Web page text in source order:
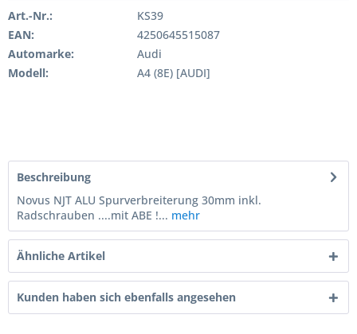
Art.-Nr.:
KS39
EAN:
4250645515087
Automarke:
Audi
Modell:
A4 (8E) [AUDI]
Beschreibung
Novus NJT ALU Spurverbreiterung 30mm inkl.
Radschrauben ....mit ABE !... mehr
Ähnliche Artikel
Kunden haben sich ebenfalls angesehen